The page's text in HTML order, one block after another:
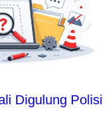
Digulung Polisi